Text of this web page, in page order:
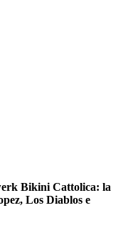
Bikini Cattolica: la
Los Diablos e